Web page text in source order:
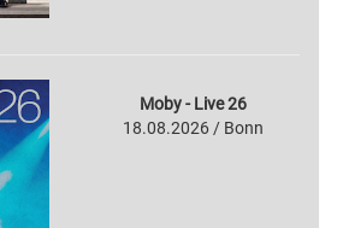
Moby - Live 26
18.08.2026 / Bonn